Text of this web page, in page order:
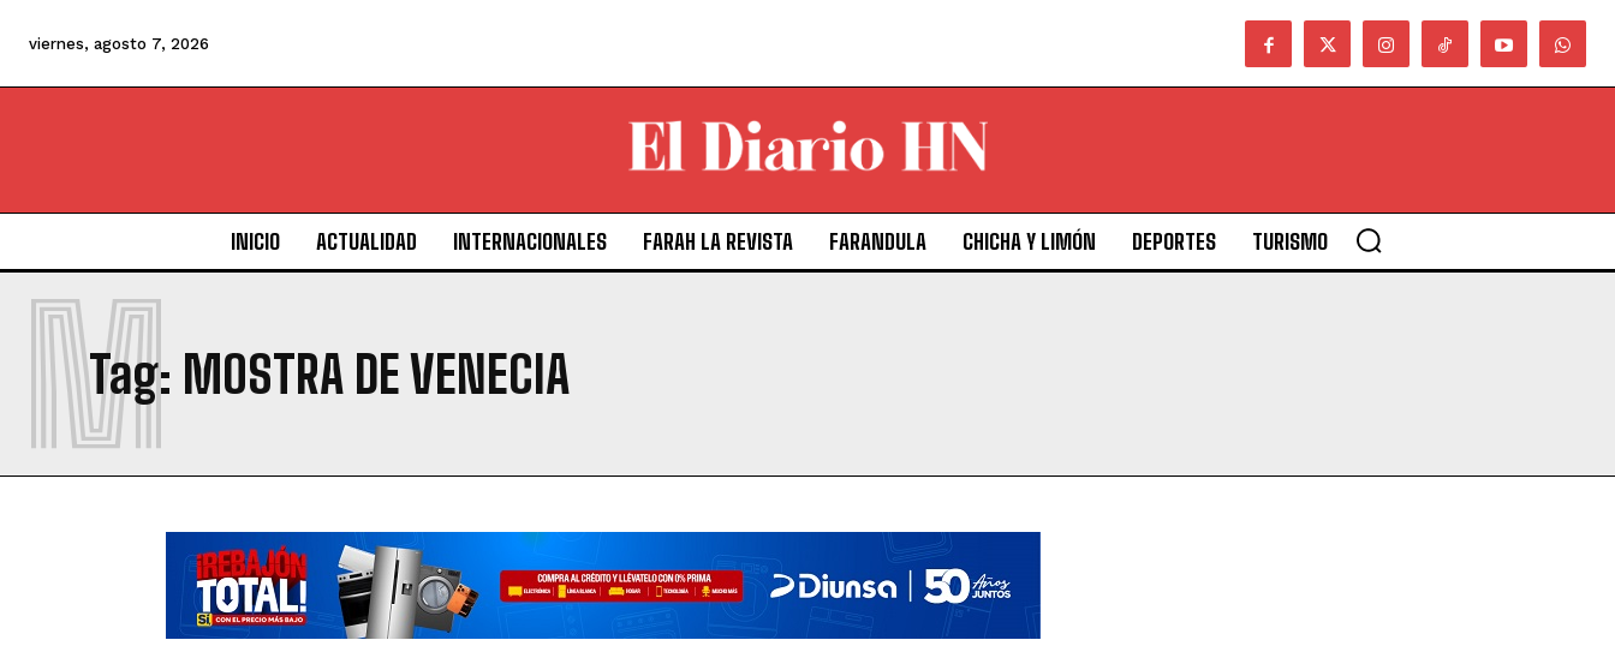
viernes, agosto 7, 2026
INICIO ACTUALIDAD INTERNACIONALES FARAH LA REVISTA FARANDULA CHICHA Y LIMÓN DEPORTES TURISMO
Tag: MOSTRA DE VENECIA
M